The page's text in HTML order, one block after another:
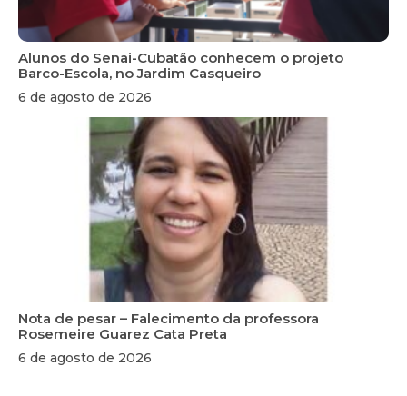
Alunos do Senai-Cubatão conhecem o projeto
Barco-Escola, no Jardim Casqueiro
6 de agosto de 2026
Nota de pesar – Falecimento da professora
Rosemeire Guarez Cata Preta
6 de agosto de 2026